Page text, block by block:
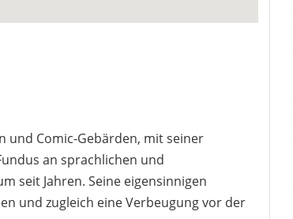
und Comic-Gebärden, mit seiner
an sprachlichen und
seit Jahren. Seine eigensinnigen
und zugleich eine Verbeugung vor der